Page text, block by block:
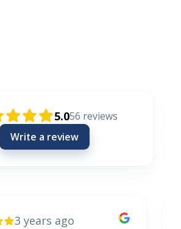
5.056 reviews
Write a review
3 years ago